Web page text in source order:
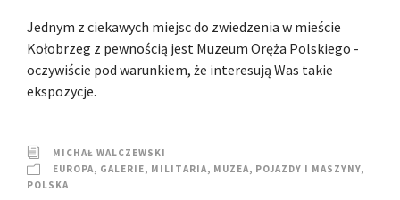
Jednym z ciekawych miejsc do zwiedzenia w mieście
Kołobrzeg z pewnością jest Muzeum Oręża Polskiego -
oczywiście pod warunkiem, że interesują Was takie
ekspozycje.
MICHAŁ WALCZEWSKI
EUROPA, GALERIE, MILITARIA, MUZEA, POJAZDY I MASZYNY,
POLSKA